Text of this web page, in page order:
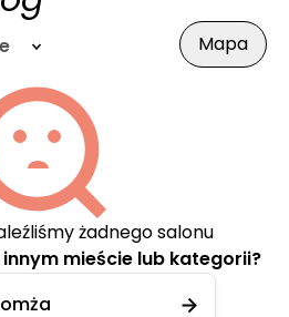
Mapa
żadnego salonu
mieście lub kategorii?